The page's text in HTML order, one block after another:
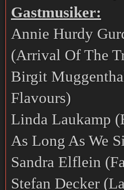
Gastmusiker:
Annie Hurdy
(Arrival Of The
Birgit
Flavours)
Linda Laukamp
As Long As We
Sandra Elflein
Stefan Decker